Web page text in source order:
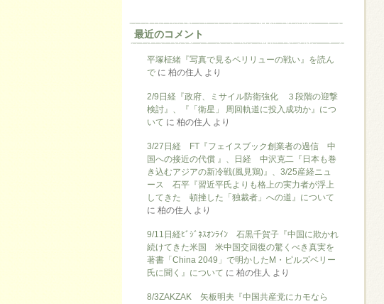
最近のコメント
平塚柾緒『写真で見るペリリューの戦い』を読ん
で に 柏の住人 より
2/9日経『政府、ミサイル防衛強化 ３段階の迎撃
検討』、『「衛星」 周回軌道に投入成功か』につ
いて に 柏の住人 より
3/27日経 FT『フェイスブック創業者の過信 中
国への接近の代償 』、日経 中沢克二『日本も巻
き込むアジアの新冷戦(風見鶏)』、3/25産経ニュ
ース 石平『習近平氏よりも格上の実力者が浮上
してきた 頓挫した「独裁者」への道』について
に 柏の住人 より
9/11日経ﾋﾞｼﾞﾈｽｵﾝﾗｲﾝ 石黒千賀子『中国に欺かれ
続けてきた米国 米中国交回復の驚くべき真実を
著書「China 2049」で明かしたM・ピルズベリー
氏に聞く』について に 柏の住人 より
8/3ZAKZAK 矢板明夫『中国共産党にカモなら